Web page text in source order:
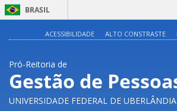
BRASIL
ACESSIBILIDADE ALTO CONSTRASTE
Pró-Reitoria de
Gestão de
UNIVERSIDADE FEDERAL DE UBERLÂNDIA